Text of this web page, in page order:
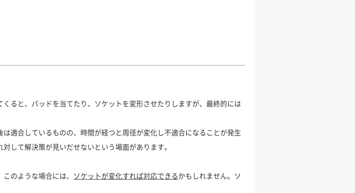
ると、パッドを当てたり、ソケットを変形させたりしますが、最終的には
適合しているものの、時間が経つと周径が変化し不適合になることが発生
して解決策が見いだせないという場面があります。
のような場合には、 ソケットが変化すれば対応できるかもしれません。ソ